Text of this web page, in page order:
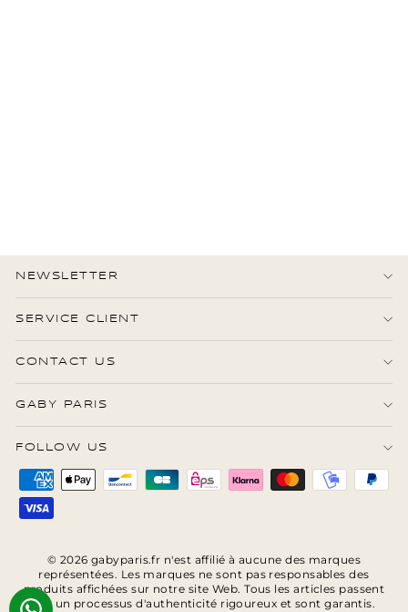
NEWSLETTER
SERVICE CLIENT
CONTACT US
GABY PARIS
FOLLOW US
© 2026 gabyparis.fr n'est affilié à aucune des marques
représentées. Les marques ne sont pas responsables des
produits affichées sur notre site Web. Tous les articles passent
par un processus d'authenticité rigoureux et sont garantis.